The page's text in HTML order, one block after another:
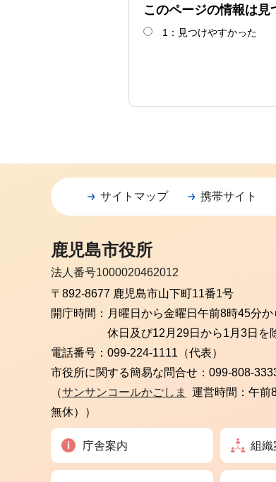
このページの情報は見
1：見つけやすかった
サイトマップ 携帯サイト
鹿児島市役所
法人番号1000020462012
〒892-8677 鹿児島市山下町11番1号
開庁時間： 月曜日から金曜日 午前8時45分
休日及び12月29日から1月3日を
電話番号： 099-224-1111（代表）
市役所に関する簡易な問合せ： 099-808-
（サンサンコールかごしま
運営時間：午前
無休））
庁舎案内 組織